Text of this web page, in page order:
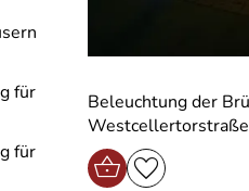
für
für
Beleuchtung der